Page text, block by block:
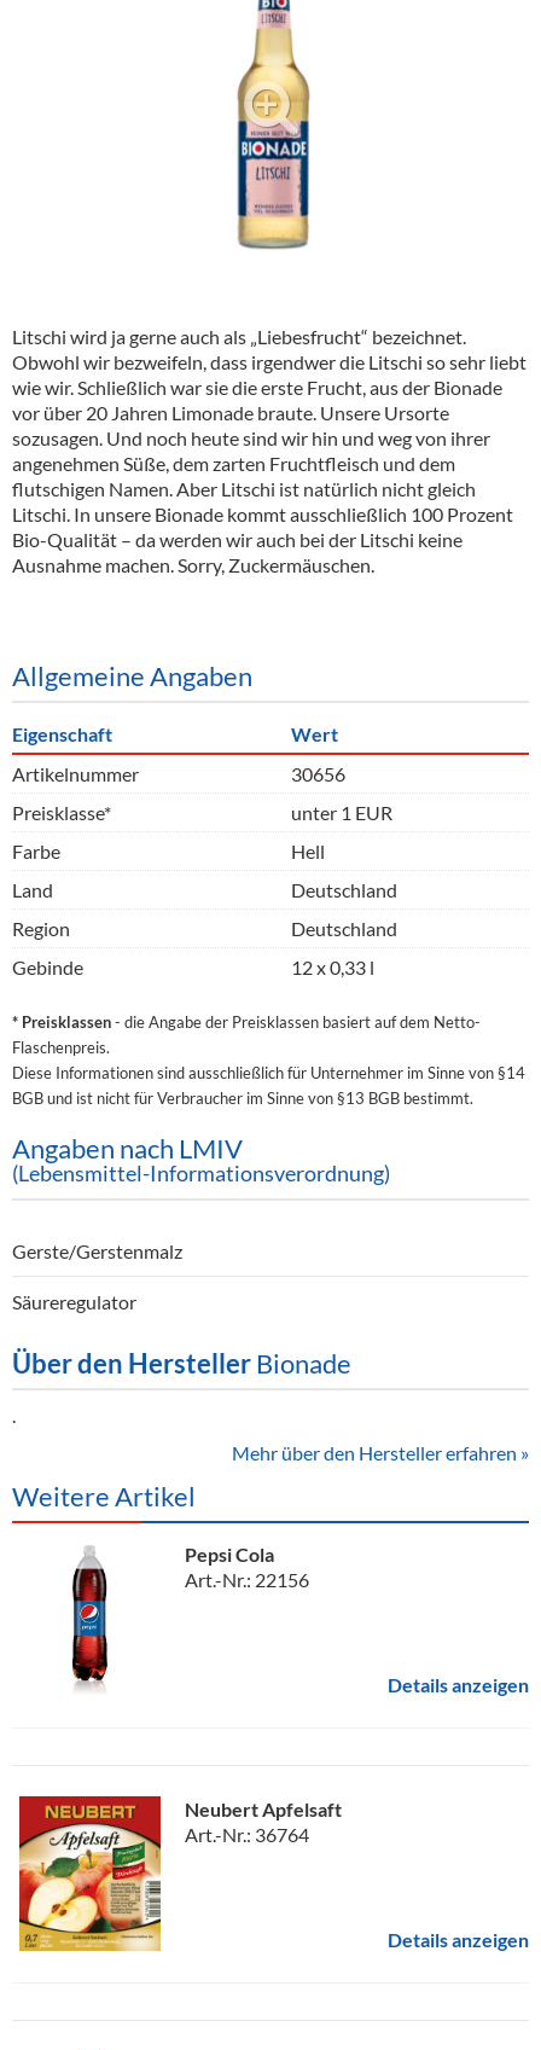
Litschi wird ja gerne auch als „Liebesfrucht“ bezeichnet.
Obwohl wir bezweifeln, dass irgendwer die Litschi so sehr liebt
wie wir. Schließlich war sie die erste Frucht, aus der Bionade
vor über 20 Jahren Limonade braute. Unsere Ursorte
sozusagen. Und noch heute sind wir hin und weg von ihrer
angenehmen Süße, dem zarten Fruchtfleisch und dem
flutschigen Namen. Aber Litschi ist natürlich nicht gleich
Litschi. In unsere Bionade kommt ausschließlich 100 Prozent
Bio-Qualität – da werden wir auch bei der Litschi keine
Ausnahme machen. Sorry, Zuckermäuschen.
Allgemeine Angaben
Eigenschaft
Wert
Artikelnummer
30656
Preisklasse*
unter 1 EUR
Farbe
Hell
Land
Deutschland
Region
Deutschland
Gebinde
12 x 0,33 l
* Preisklassen- die Angabe der Preisklassen basiert auf dem Netto-
Flaschenpreis.
Diese Informationen sind ausschließlich für Unternehmer im Sinne von §14
BGB und ist nicht für Verbraucher im Sinne von §13 BGB bestimmt.
Angaben nach LMIV
(Lebensmittel-Informationsverordnung)
Gerste/Gerstenmalz
Säureregulator
Über den Hersteller Bionade
Mehr über den Hersteller erfahren »
Weitere Artikel
Pepsi Cola
Art.-Nr.: 22156
Details anzeigen
Neubert Apfelsaft
Art.-Nr.: 36764
Details anzeigen